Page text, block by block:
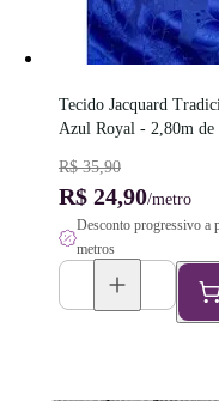
Tecido Jacquard
Azul Royal - 2,80m de
R$ 35,90
R$ 24,90/metro
Desconto progressivo a
metros